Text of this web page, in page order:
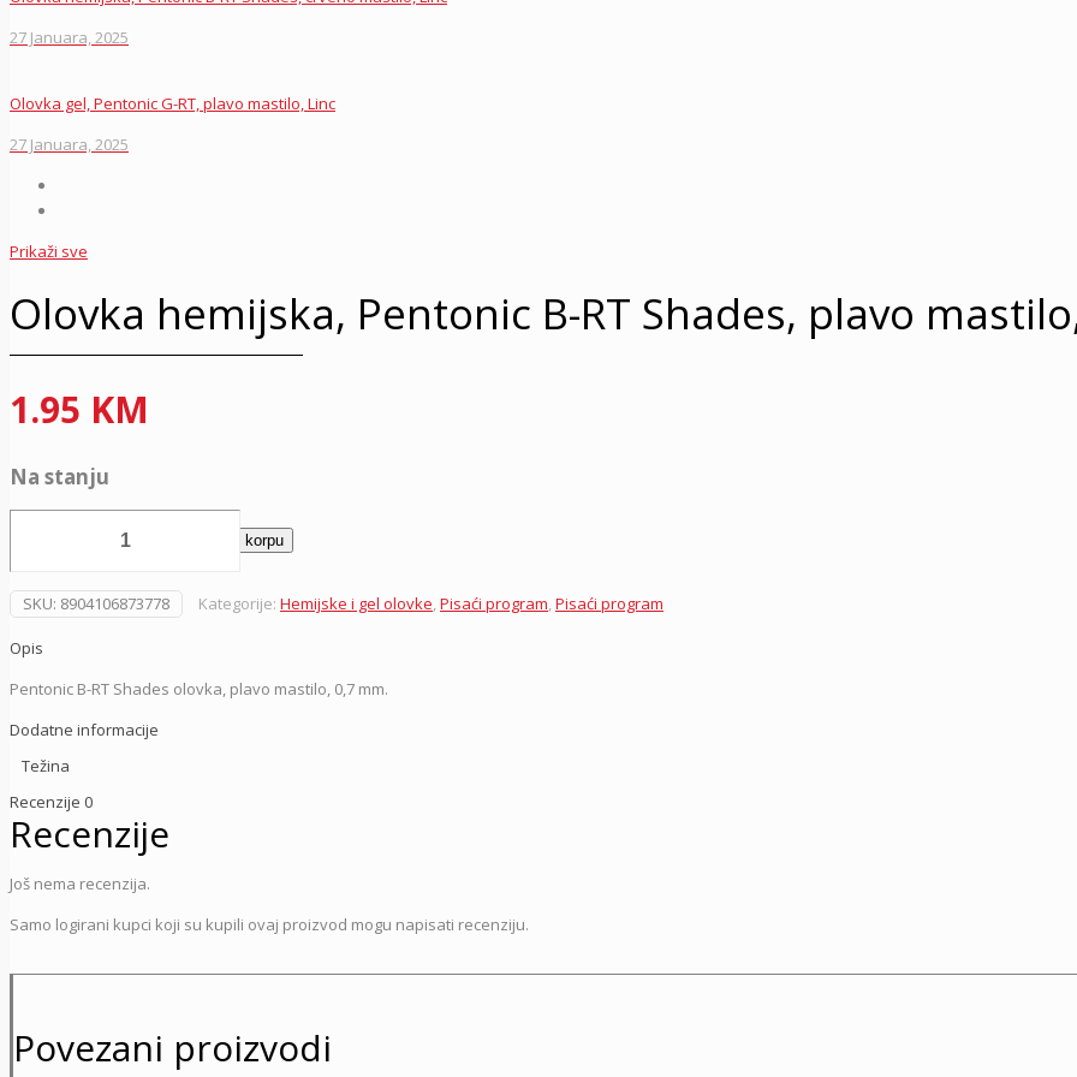
27 Januara, 2025
Olovka gel, Pentonic G-RT, plavo mastilo, Linc
27 Januara, 2025
Prikaži sve
Olovka hemijska, Pentonic B-RT Shades, plavo
1.95 KM
Na stanju
Pentonic
B-
RT
Shades,
mastilo,
Linc
Dodaj u korpu
SKU: 8904106873778 Kategorije: Hemijske i gel olovke,Pisaći program,Pisaći program
Opis
Pentonic B-RT Shades olovka, plavo mastilo, 0,7 mm.
Dodatne informacije
Težina
Recenzije 0
Recenzije
Još nema recenzija.
Samo logirani kupci koji su kupili ovaj proizvod mogu napisati recenziju.
Povezani proizvodi